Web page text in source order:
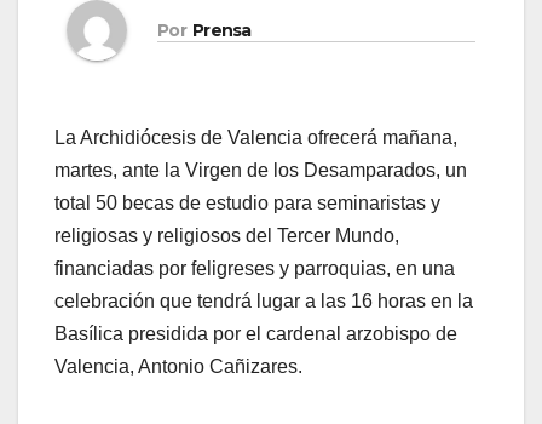
Por Prensa
La Archidiócesis de Valencia ofrecerá mañana,
martes, ante la Virgen de los Desamparados, un
total 50 becas de estudio para seminaristas y
religiosas y religiosos del Tercer Mundo,
financiadas por feligreses y parroquias, en una
celebración que tendrá lugar a las 16 horas en la
Basílica presidida por el cardenal arzobispo de
Valencia, Antonio Cañizares.